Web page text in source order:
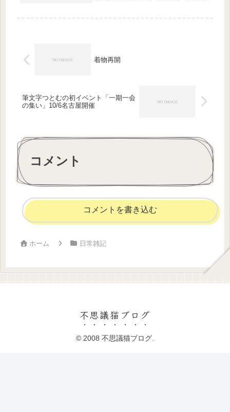
着物再開
筆文字つとむの初イベント「一期一会
の集い」10/6名古屋開催
コメント
コメントを書き込む
ホーム 日常雑記
不思議猫ブログ
© 2008 不思議猫ブログ.